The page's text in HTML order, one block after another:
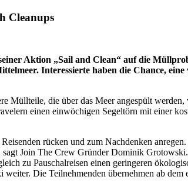
Cleanups
Aktion „Sail and Clean“ auf die
Interessierte haben die Chance,
Müllteile, die über das Meer angespült
einen einwöchigen Segeltörn mit einer
rücken und zum Nachdenken
Join The Crew Gründer Dominik
zu Pauschalreisen einen geringeren
Die Teilnehmenden übernehmen ab dem